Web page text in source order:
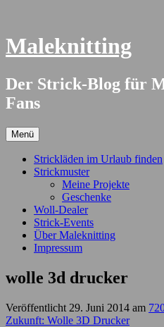
Inhalt
Maleknitting
Der Strick-Blog für
Fans
Menü
Strickläden im Urlaub finden
Strickmuster
Meine Projekte
Geschenke
Woll-Dealer
Strick-Events
Über Maleknitting
Impressum
wolle 3d drucker
Veröffentlicht 29. Juni 2014 am
Zukunft: Wolle 3D Drucker